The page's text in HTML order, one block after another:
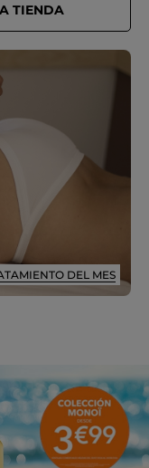
TIENDA
DEL MES